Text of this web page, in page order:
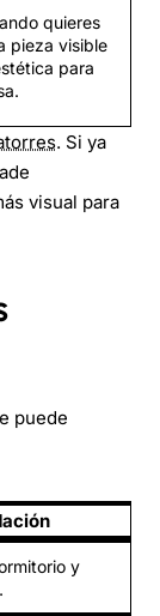
quieres
pieza visible
para
. Si ya
visual para
puede
y